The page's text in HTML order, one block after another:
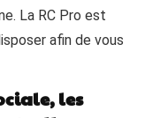
La RC Pro est
afin de vous
les